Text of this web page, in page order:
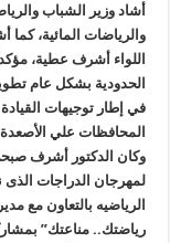
أشاد وزير الشباب
والرياضات المائية،
اللواء أشرف عطية،
الحدودية بشكل عام
في إطار توجيهات
المحافظات علي
وكان الدكتور أشرف
لمهرجان الدراجات الذى
الرياضيه بالتعاون مع
رياضتك.. مناعتك”